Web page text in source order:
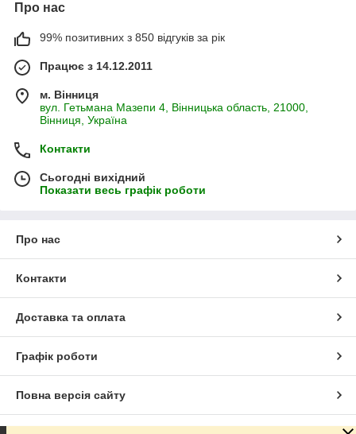
Про нас
99% позитивних з 850 відгуків за рік
Працює з 14.12.2011
м. Вінниця
вул. Гетьмана Мазепи 4, Вінницька область, 21000,
Вінниця, Україна
Контакти
Сьогодні вихідний
Показати весь графік роботи
Про нас
Контакти
Доставка та оплата
Графік роботи
Повна версія сайту